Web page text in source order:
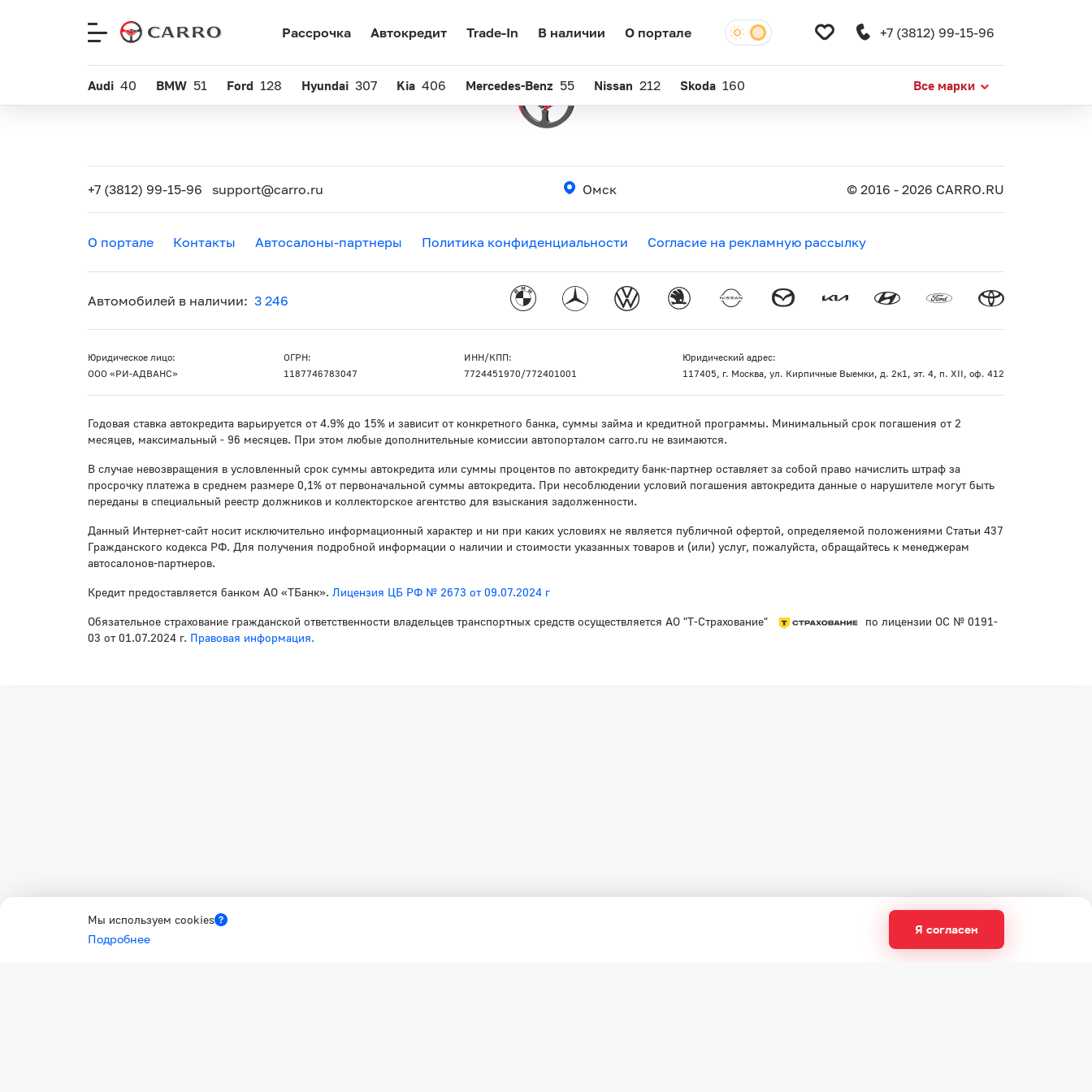
Рассрочка Автокредит Trade-In В наличии О портале +7 (3812) 99-15-96
Audi 40 BMW 51 Ford 128 Hyundai 307 Kia 406 Mercedes-Benz 55 Nissan 212 Skoda 160 Все марки
+7 (3812) 99-15-96 support@carro.ru Омск © 2016 - 2026 CARRO.RU
О портале Контакты Автосалоны-партнеры Политика конфиденциальности Согласие на рекламную рассылку
Автомобилей в наличии: 3 246
Юридическое лицо:
ООО «РИ-АДВАНС»
ОГРН:
1187746783047
ИНН/КПП:
7724451970/772401001
Юридический адрес:
117405, г. Москва, ул. Кирпичные Выемки, д. 2к1, эт. 4, п. XII, оф. 412
Годовая ставка автокредита варьируется от 4.9% до 15% и зависит от конкретного банка, суммы займа и кредитной программы. Минимальный срок погашения от 2
месяцев, максимальный - 96 месяцев. При этом любые дополнительные комиссии автопорталом carro.ru не взимаются.
В случае невозвращения в условленный срок суммы автокредита или суммы процентов по автокредиту банк-партнер оставляет за собой право начислить штраф за
просрочку платежа в среднем размере 0,1% от первоначальной суммы автокредита. При несоблюдении условий погашения автокредита данные о нарушителе могут быть
переданы в специальный реестр должников и коллекторское агентство для взыскания задолженности.
Данный Интернет-сайт носит исключительно информационный характер и ни при каких условиях не является публичной офертой, определяемой положениями Статьи 437
Гражданского кодекса РФ. Для получения подробной информации о наличии и стоимости указанных товаров и (или) услуг, пожалуйста, обращайтесь к менеджерам
автосалонов-партнеров.
Кредит предоставляется банком АО «ТБанк». Лицензия ЦБ РФ № 2673 от 09.07.2024 г
Обязательное страхование гражданской ответственности владельцев транспортных средств осуществляется АО "Т-Страхование"
по лицензии ОС № 0191-
03 от 01.07.2024 г. Правовая информация.
Мы используем cookies
Подробнее
Я согласен